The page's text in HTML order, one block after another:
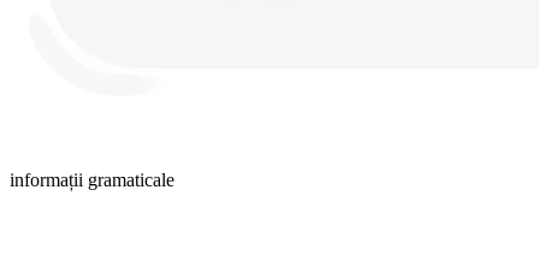
informații gramaticale